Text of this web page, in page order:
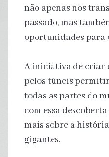
não apenas nos
passado, mas
oportunidades para
A iniciativa de criar
pelos túneis
todas as partes do
com essa
mais sobre a
gigantes.